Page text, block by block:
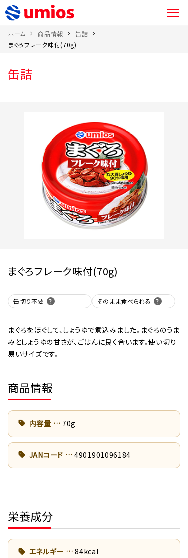
ホーム 商品情報
缶詰
まぐろフレーク味付(70g)
缶詰
まぐろフレーク味付(70g)
缶切り不要 そのまま食べられる
まぐろをほぐして、しょうゆで煮込みました。まぐろのうま
みとしょうゆの甘さが、ごはんに良く合います。使い切り
易いサイズです。
商品情報
内容量 70g
JANコード 4901901096184
栄養成分
エネルギー 84kcal